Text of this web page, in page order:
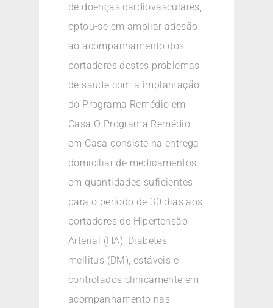
de doenças cardiovasculares,
optou-se em ampliar adesão
ao acompanhamento dos
portadores destes problemas
de saúde com a implantação
do Programa Remédio em
Casa.O Programa Remédio
em Casa consiste na entrega
domiciliar de medicamentos
em quantidades suficientes
para o período de 30 dias aos
portadores de Hipertensão
Arterial (HA), Diabetes
mellitus (DM), estáveis e
controlados clinicamente em
acompanhamento nas